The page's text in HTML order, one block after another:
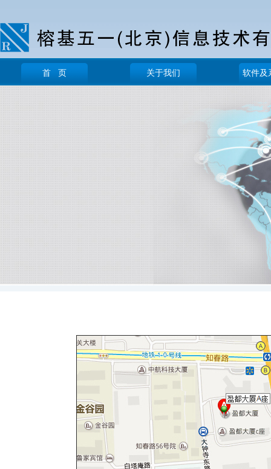
首 页 关于我们 软件及